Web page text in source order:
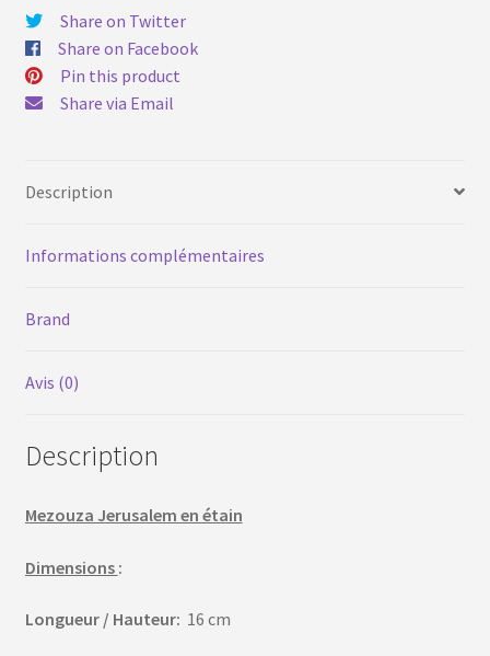
Share on Twitter
Share on Facebook
Pin this product
Share via Email
Description
Informations complémentaires
Brand
Avis (0)
Description
Mezouza Jerusalem en étain
Dimensions :
Longueur / Hauteur: 16 cm